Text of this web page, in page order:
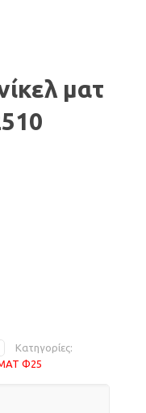
ματ
Κατηγορίες:
Φ25